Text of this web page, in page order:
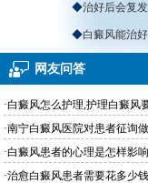
◆治好后会复
◆白癜风能治
网友问答
·白癜风怎么护理,护理白癜风
·南宁白癜风医院对患者征询
·白癜风患者的心理是怎样影
·治愈白癜风患者需要花多少钱